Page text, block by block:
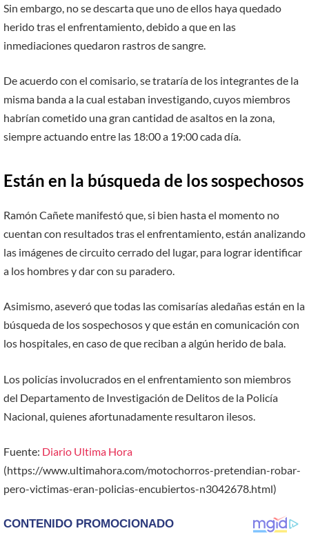
Sin embargo, no se descarta que uno de ellos haya quedado
herido tras el enfrentamiento, debido a que en las
inmediaciones quedaron rastros de sangre.
De acuerdo con el comisario, se trataría de los integrantes de la
misma banda a la cual estaban investigando, cuyos miembros
habrían cometido una gran cantidad de asaltos en la zona,
siempre actuando entre las 18:00 a 19:00 cada día.
Están en la búsqueda de los sospechosos
Ramón Cañete manifestó que, si bien hasta el momento no
cuentan con resultados tras el enfrentamiento, están analizando
las imágenes de circuito cerrado del lugar, para lograr identificar
a los hombres y dar con su paradero.
Asimismo, aseveró que todas las comisarías aledañas están en la
búsqueda de los sospechosos y que están en comunicación con
los hospitales, en caso de que reciban a algún herido de bala.
Los policías involucrados en el enfrentamiento son miembros
del Departamento de Investigación de Delitos de la Policía
Nacional, quienes afortunadamente resultaron ilesos.
Fuente: Diario Ultima Hora
(https://www.ultimahora.com/motochorros-pretendian-robar-
pero-victimas-eran-policias-encubiertos-n3042678.html)